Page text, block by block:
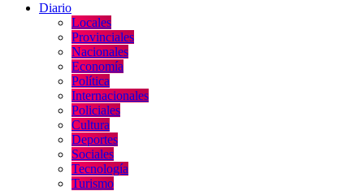
Diario
Locales
Provinciales
Nacionales
Economía
Política
Internacionales
Policiales
Cultura
Deportes
Sociales
Tecnología
Turismo